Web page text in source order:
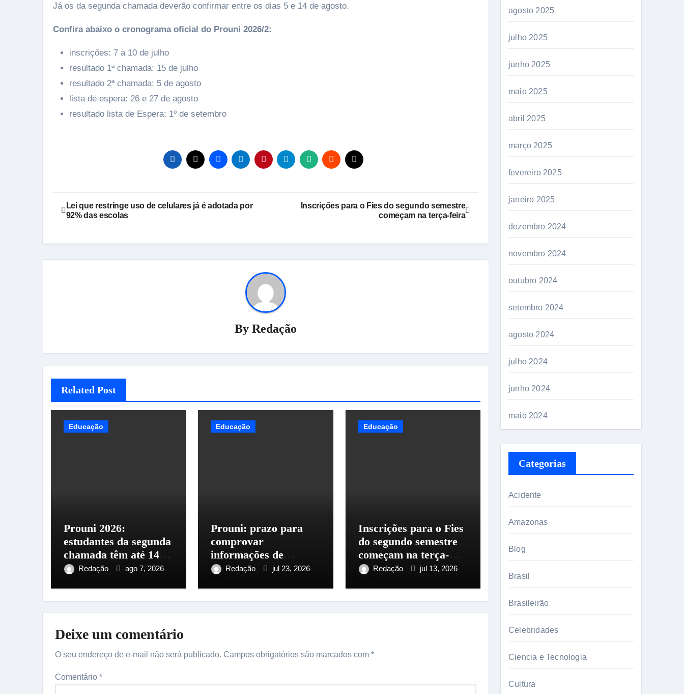
Já os da segunda chamada deverão confirmar entre os dias 5 e 14 de agosto.
Confira abaixo o cronograma oficial do Prouni 2026/2:
inscrições: 7 a 10 de julho
resultado 1ª chamada: 15 de julho
resultado 2ª chamada: 5 de agosto
lista de espera: 26 e 27 de agosto
resultado lista de Espera: 1º de setembro
Navegação
de
Post
Lei que restringe uso de celulares já é adotada por
92% das escolas
Inscrições para o Fies do segundo semestre
começam na terça-feira
By Redação
Related Post
Educação
Prouni 2026:
estudantes da segunda
chamada têm até 14
de agosto para
Redação ago 7, 2026
Educação
Prouni: prazo para
comprovar
informações de
inscrição termina na
Redação jul 23, 2026
Educação
Inscrições para o Fies
do segundo semestre
começam na terça-
feiraRedação jul 13, 2026
Deixe um comentário
O seu endereço de e-mail não será publicado. Campos obrigatórios são marcados com *
Comentário *
agosto 2025
julho 2025
junho 2025
maio 2025
abril 2025
março 2025
fevereiro 2025
janeiro 2025
dezembro 2024
novembro 2024
outubro 2024
setembro 2024
agosto 2024
julho 2024
junho 2024
maio 2024
Categorias
Acidente
Amazonas
Blog
Brasil
Brasileirão
Celebridades
Ciencia e Tecnologia
Cultura